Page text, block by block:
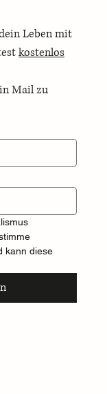
Leben mit
kostenlos
Mail zu
kann diese